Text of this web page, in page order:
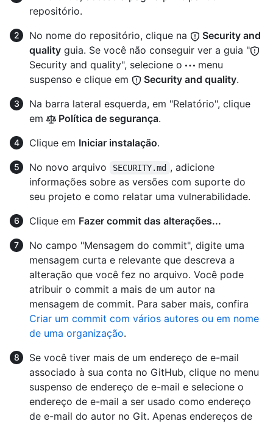
repositório.
No nome do repositório, clique na
Security and
quality guia. Se você não conseguir ver a guia "
Security and quality", selecione o
menu
suspenso e clique em
Security and quality.
Na barra lateral esquerda, em "Relatório", clique
em
Política de segurança.
Clique em Iniciar instalação.
No novo arquivo
SECURITY.md , adicione
informações sobre as versões com suporte do
seu projeto e como relatar uma vulnerabilidade.
Clique em Fazer commit das alterações...
No campo "Mensagem do commit", digite uma
mensagem curta e relevante que descreva a
alteração que você fez no arquivo. Você pode
atribuir o commit a mais de um autor na
mensagem de commit. Para saber mais, confira
Criar um commit com vários autores ou em nome
de uma organização.
Se você tiver mais de um endereço de e-mail
associado à sua conta no GitHub, clique no menu
suspenso de endereço de e-mail e selecione o
endereço de e-mail a ser usado como endereço
de e-mail do autor no Git. Apenas endereços de